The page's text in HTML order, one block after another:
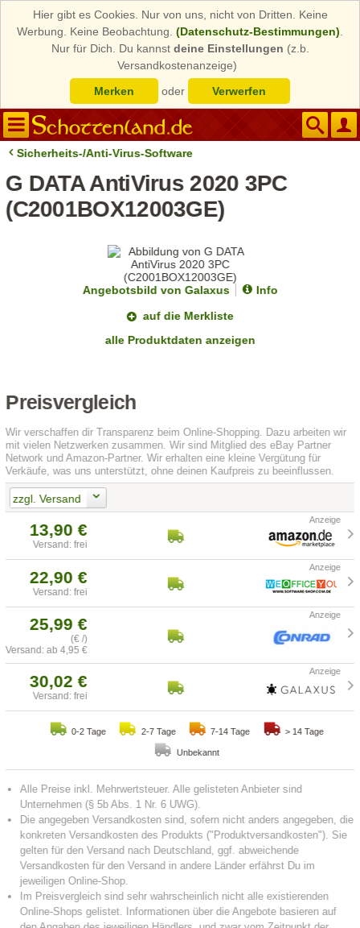
Hier gibt es Cookies. Nur von uns, nicht von Dritten. Keine
Werbung. Keine Beobachtung. (Datenschutz-Bestimmungen)
Nur für Dich. Du kannst deine Einstellungen (z.b.
Versandkostenanzeige)
Merken
oder Verwerfen
Sicherheits-/Anti-Virus-Software
G DATA AntiVirus 2020 3PC
(C2001BOX12003GE)
Angebotsbild von Galaxus
Info
auf die Merkliste
alle Produktdaten anzeigen
Preisvergleich
Wir verschaffen dir Transparenz beim Online-Shopping. Dazu arbeiten wir
mit vielen Netzwerken zusammen. Wir sind Mitglied des eBay Partner
Network und Amazon-Partner. Wir erhalten eine kleine Vergütung für
Verkäufe, was uns unterstützt, ohne deinen Kaufpreis zu beeinflussen.
zzgl. Versand
13,90 €
Versand: frei
22,90 €
Versand: frei
25,99 €
(€ /)
Versand: ab 4,95 €
30,02 €
Versand: frei
0-2 Tage 2-7 Tage 7-14 Tage > 14 Tage
Unbekannt